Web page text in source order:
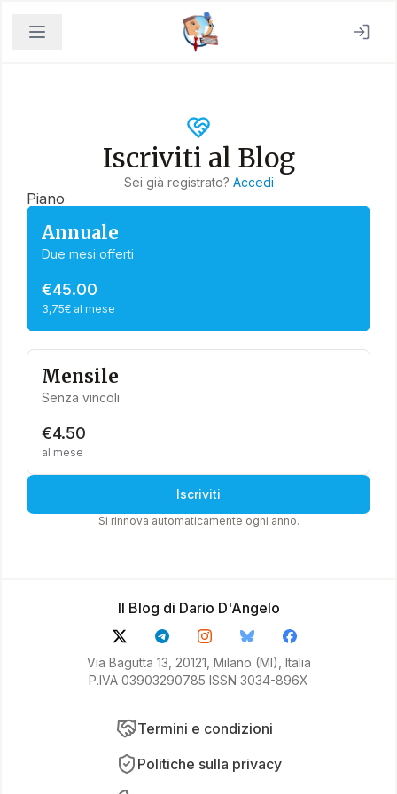
Iscriviti al Blog
Sei già registrato? Accedi
Piano
Annuale
Due mesi offerti
€45.00
3,75€ al mese
Mensile
Senza vincoli
€4.50
al mese
Iscriviti
Si rinnova automaticamente ogni anno.
Termini e condizioni
Politiche sulla privacy
Il Blog di Dario D'Angelo
Via Bagutta 13, 20121, Milano (MI), Italia
P.IVA 03903290785 ISSN 3034-896X